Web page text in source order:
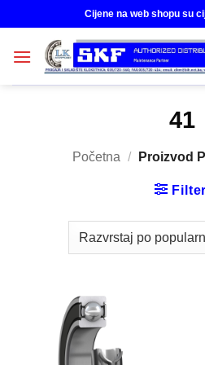
to
content
Cijene na web shopu su
41
Početna / Proizvod
Filter